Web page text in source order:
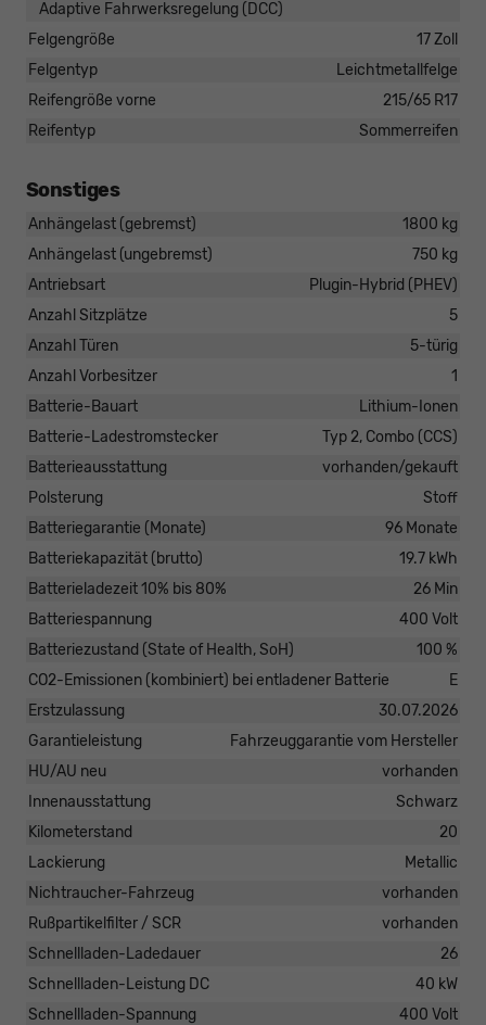
Adaptive Fahrwerksregelung (DCC)
Felgengröße
17 Zoll
Felgentyp
Leichtmetallfelge
Reifengröße vorne
215/65 R17
Reifentyp
Sommerreifen
Sonstiges
Anhängelast (gebremst)
1800 kg
Anhängelast (ungebremst)
750 kg
Antriebsart
Plugin-Hybrid (PHEV)
Anzahl Sitzplätze
5
Anzahl Türen
5-türig
Anzahl Vorbesitzer
1
Batterie-Bauart
Lithium-Ionen
Batterie-Ladestromstecker
Typ 2, Combo (CCS)
Batterieausstattung
vorhanden/gekauft
Polsterung
Stoff
Batteriegarantie (Monate)
96 Monate
Batteriekapazität (brutto)
19.7 kWh
Batterieladezeit 10% bis 80%
26 Min
Batteriespannung
400 Volt
Batteriezustand (State of Health, SoH)
100 %
CO2-Emissionen (kombiniert) bei entladener Batterie
E
Erstzulassung
30.07.2026
Garantieleistung
Fahrzeuggarantie vom Hersteller
HU/AU neu
vorhanden
Innenausstattung
Schwarz
Kilometerstand
20
Lackierung
Metallic
Nichtraucher-Fahrzeug
vorhanden
Rußpartikelfilter / SCR
vorhanden
Schnellladen-Ladedauer
26
Schnellladen-Leistung DC
40 kW
Schnellladen-Spannung
400 Volt